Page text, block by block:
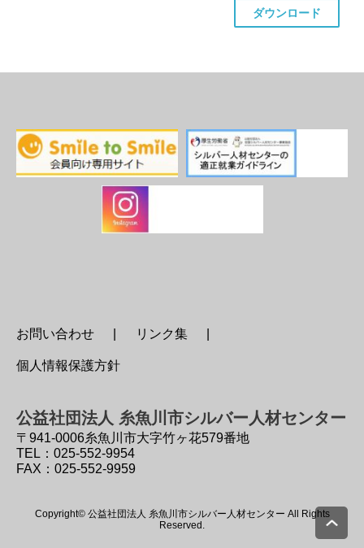
ダウンロード
お問い合わせ リンク集
個人情報保護方針
公益社団法人 糸魚川市シルバー人材センター
〒941-0006糸魚川市大字竹ヶ花579番地
TEL：025-552-9954
FAX：025-552-9959
Copyright© 公益社団法人 糸魚川市シルバー人材センター All Rights
Reserved.